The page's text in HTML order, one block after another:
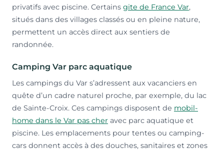
privatifs avec piscine. Certains gite de France Var,
situés dans des villages classés ou en pleine nature,
permettent un accès direct aux sentiers de
randonnée.
Camping Var parc aquatique
Les campings du Var s’adressent aux vacanciers en
quête d’un cadre naturel proche, par exemple, du lac
de Sainte-Croix. Ces campings disposent de mobil-
home dans le Var pas cher avec parc aquatique et
piscine. Les emplacements pour tentes ou camping-
cars donnent accès à des douches, sanitaires et zones